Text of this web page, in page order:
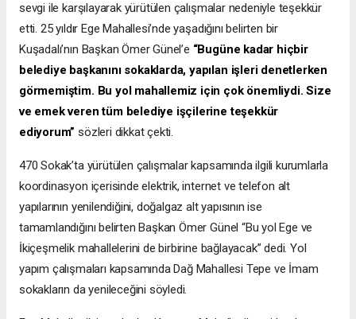
sevgi ile karşılayarak yürütülen çalışmalar nedeniyle teşekkür
etti. 25 yıldır Ege Mahallesi’nde yaşadığını belirten bir
Kuşadalı’nın Başkan Ömer Günel’e “Bugüne kadar hiçbir
belediye başkanını sokaklarda, yapılan işleri denetlerken
görmemiştim. Bu yol mahallemiz için çok önemliydi. Size
ve emek veren tüm belediye işçilerine teşekkür
ediyorum”sözleri dikkat çekti.
470 Sokak’ta yürütülen çalışmalar kapsamında ilgili kurumlarla
koordinasyon içerisinde elektrik, internet ve telefon alt
yapılarının yenilendiğini, doğalgaz alt yapısının ise
tamamlandığını belirten Başkan Ömer Günel “Bu yol Ege ve
İkiçeşmelik mahallelerini de birbirine bağlayacak” dedi. Yol
yapım çalışmaları kapsamında Dağ Mahallesi Tepe ve İmam
sokakların da yenileceğini söyledi.